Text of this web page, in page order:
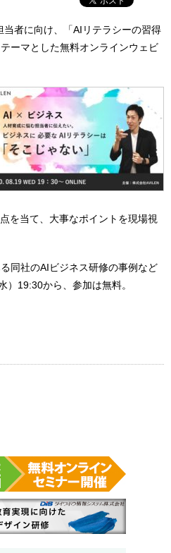
者に向け、「AIリテラシーの習得
ーマとした無料オンラインウェビ
を当て、大事なポイントを現場視
同社のAIビジネス研修の事例など
）19:30から、参加は無料。